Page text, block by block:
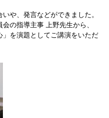
や、発言などができました。
の指導主事 上野先生から、
を演題としてご講演をいただ